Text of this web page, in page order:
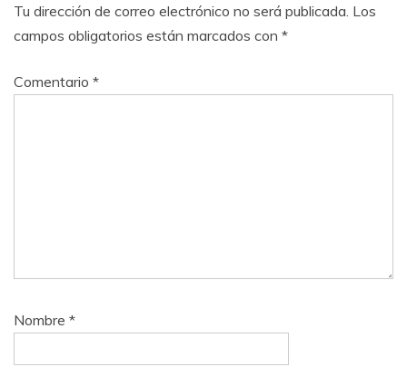
Tu dirección de correo electrónico no será publicada. Los
campos obligatorios están marcados con *
Comentario *
Nombre *